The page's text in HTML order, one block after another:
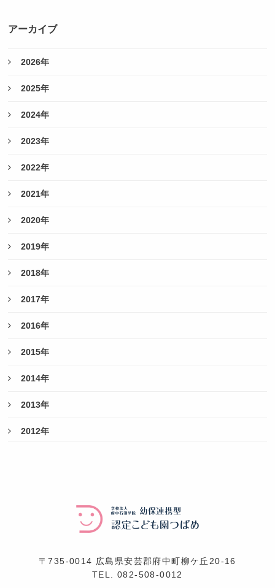
アーカイブ
2026年
2025年
2024年
2023年
2022年
2021年
2020年
2019年
2018年
2017年
2016年
2015年
2014年
2013年
2012年
〒735-0014 広島県安芸郡府中町柳ケ丘20-16
TEL.082-508-0012